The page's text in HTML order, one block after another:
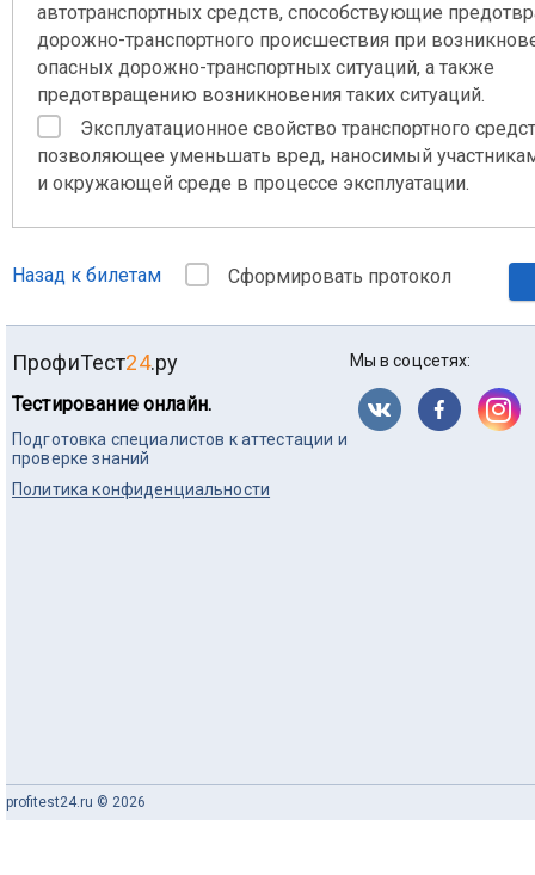
автотранспортных средств, способствующие
дорожно-транспортного происшествия при
опасных дорожно-транспортных ситуаций, а также
предотвращению возникновения таких ситуаций.
Эксплуатационное свойство транспортного
позволяющее уменьшать вред, наносимый
и окружающей среде в процессе эксплуатации.
Назад к билетам Сформировать протокол
ПрофиТест24.ру
Тестирование онлайн.
Подготовка специалистов к аттестации и
проверке знаний
Политика конфиденциальности
Мы в соцсетях:
profitest24.ru © 2026